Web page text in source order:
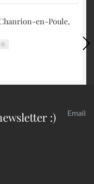
en-Poule,
:) Email